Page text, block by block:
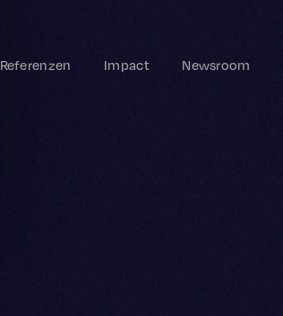
Referenzen Impact Newsroom